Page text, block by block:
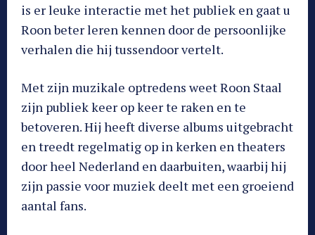
is er leuke interactie met het publiek en gaat u
Roon beter leren kennen door de persoonlijke
verhalen die hij tussendoor vertelt.
Met zijn muzikale optredens weet Roon Staal
zijn publiek keer op keer te raken en te
betoveren. Hij heeft diverse albums uitgebracht
en treedt regelmatig op in kerken en theaters
door heel Nederland en daarbuiten, waarbij hij
zijn passie voor muziek deelt met een groeiend
aantal fans.